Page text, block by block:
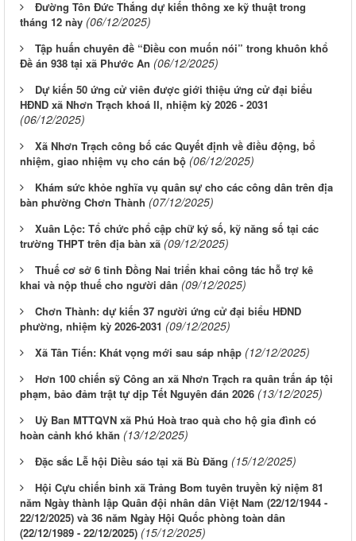
Đường Tôn Đức Thắng dự kiến thông xe kỹ thuật trong
tháng 12 này (06/12/2025)
Tập huấn chuyên đề “Điều con muốn nói” trong khuôn khổ
Đề án 938 tại xã Phước An (06/12/2025)
Dự kiến 50 ứng cử viên được giới thiệu ứng cử đại biểu
HĐND xã Nhơn Trạch khoá II, nhiệm kỳ 2026 - 2031
(06/12/2025)
Xã Nhơn Trạch công bố các Quyết định về điều động, bổ
nhiệm, giao nhiệm vụ cho cán bộ (06/12/2025)
Khám sức khỏe nghĩa vụ quân sự cho các công dân trên địa
bàn phường Chơn Thành (07/12/2025)
Xuân Lộc: Tổ chức phổ cập chữ ký số, kỹ năng số tại các
trường THPT trên địa bàn xã (09/12/2025)
Thuế cơ sở 6 tỉnh Đồng Nai triển khai công tác hỗ trợ kê
khai và nộp thuế cho người dân (09/12/2025)
Chơn Thành: dự kiến 37 người ứng cử đại biểu HĐND
phường, nhiệm kỳ 2026-2031 (09/12/2025)
Xã Tân Tiến: Khát vọng mới sau sáp nhập (12/12/2025)
Hơn 100 chiến sỹ Công an xã Nhơn Trạch ra quân trấn áp tội
phạm, bảo đảm trật tự dịp Tết Nguyên đán 2026 (13/12/2025)
Uỷ Ban MTTQVN xã Phú Hoà trao quà cho hộ gia đình có
hoàn cảnh khó khăn (13/12/2025)
Đặc sắc Lễ hội Diều sáo tại xã Bù Đăng (15/12/2025)
Hội Cựu chiến binh xã Trảng Bom tuyên truyền kỷ niệm 81
năm Ngày thành lập Quân đội nhân dân Việt Nam (22/12/1944 -
22/12/2025) và 36 năm Ngày Hội Quốc phòng toàn dân
(22/12/1989 - 22/12/2025) (15/12/2025)